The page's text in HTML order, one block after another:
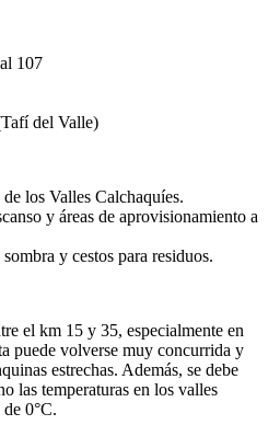
107
del Valle)
de los Valles Calchaquíes.
y áreas de aprovisionamiento a
y cestos para residuos.
el km 15 y 35, especialmente en
puede volverse muy concurrida y
estrechas. Además, se debe
las temperaturas en los valles
0°C.